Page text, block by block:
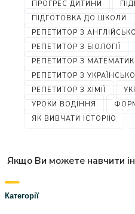
ПРОГРЕС ДИТИНИ
ПІДГОТОВКА ДО ШКОЛИ
РЕПЕТИТОР З АНГЛІЙСЬКОЇ
РЕПЕТИТОР З БІОЛОГІЇ
РЕПЕТИТОР З
РЕПЕТИТОР З
РЕПЕТИТОР З ХІМІЇ
УРОКИ ВОДІННЯ
ЯК ВИВЧАТИ ІСТОРІЮ
Якщо Ви можете навчити
Категорії